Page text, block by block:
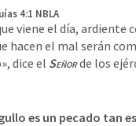
4:1 NBLA
viene el día, ardiente
hacen el mal serán
dice el Señorde los
es un pecado tan